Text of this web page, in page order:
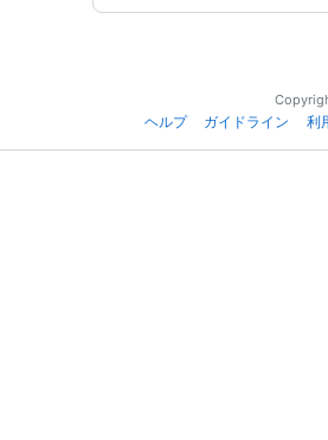
ヘルプ
ガイドライン 利